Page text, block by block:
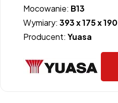
Mocowanie: B13
Wymiary: 393 x 175 x 190
Producent: Yuasa